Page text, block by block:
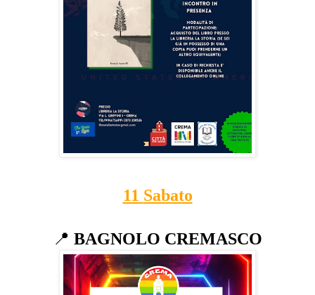
11 Sabato
📍 BAGNOLO CREMASCO